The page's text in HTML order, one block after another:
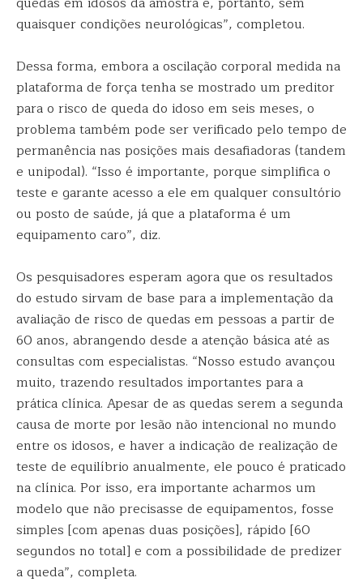
quaisquer condições neurológicas”, completou.
Dessa forma, embora a oscilação corporal medida na
plataforma de força tenha se mostrado um preditor
para o risco de queda do idoso em seis meses, o
problema também pode ser verificado pelo tempo de
permanência nas posições mais desafiadoras (tandem
e unipodal). “Isso é importante, porque simplifica o
teste e garante acesso a ele em qualquer consultório
ou posto de saúde, já que a plataforma é um
equipamento caro”, diz.
Os pesquisadores esperam agora que os resultados
do estudo sirvam de base para a implementação da
avaliação de risco de quedas em pessoas a partir de
60 anos, abrangendo desde a atenção básica até as
consultas com especialistas. “Nosso estudo avançou
muito, trazendo resultados importantes para a
prática clínica. Apesar de as quedas serem a segunda
causa de morte por lesão não intencional no mundo
entre os idosos, e haver a indicação de realização de
teste de equilíbrio anualmente, ele pouco é praticado
na clínica. Por isso, era importante acharmos um
modelo que não precisasse de equipamentos, fosse
simples [com apenas duas posições], rápido [60
segundos no total] e com a possibilidade de predizer
a queda”, completa.